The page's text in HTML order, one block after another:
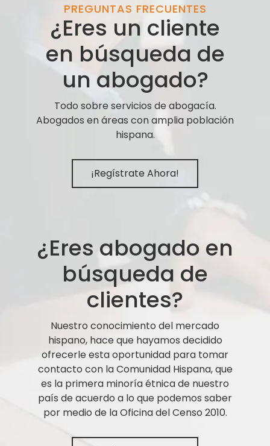
PREGUNTAS FRECUENTES
¿Eres un cliente
en búsqueda de
un abogado?
Todo sobre servicios de abogacía.
Abogados en áreas con amplia población
hispana.
¡Regístrate Ahora!
¿Eres abogado en
búsqueda de
clientes?
Nuestro conocimiento del mercado
hispano, hace que hayamos decidido
ofrecerle esta oportunidad para tomar
contacto con la Comunidad Hispana, que
es la primera minoría étnica de nuestro
país de acuerdo a lo que podemos saber
por medio de la Oficina del Censo 2010.